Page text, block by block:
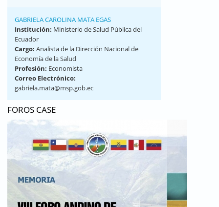
GABRIELA CAROLINA MATA EGAS
Institución: Ministerio de Salud Pública del
Ecuador
Cargo: Analista de la Dirección Nacional de
Economía de la Salud
Profesión: Economista
Correo Electrónico:
gabriela.mata@msp.gob.ec
FOROS CASE